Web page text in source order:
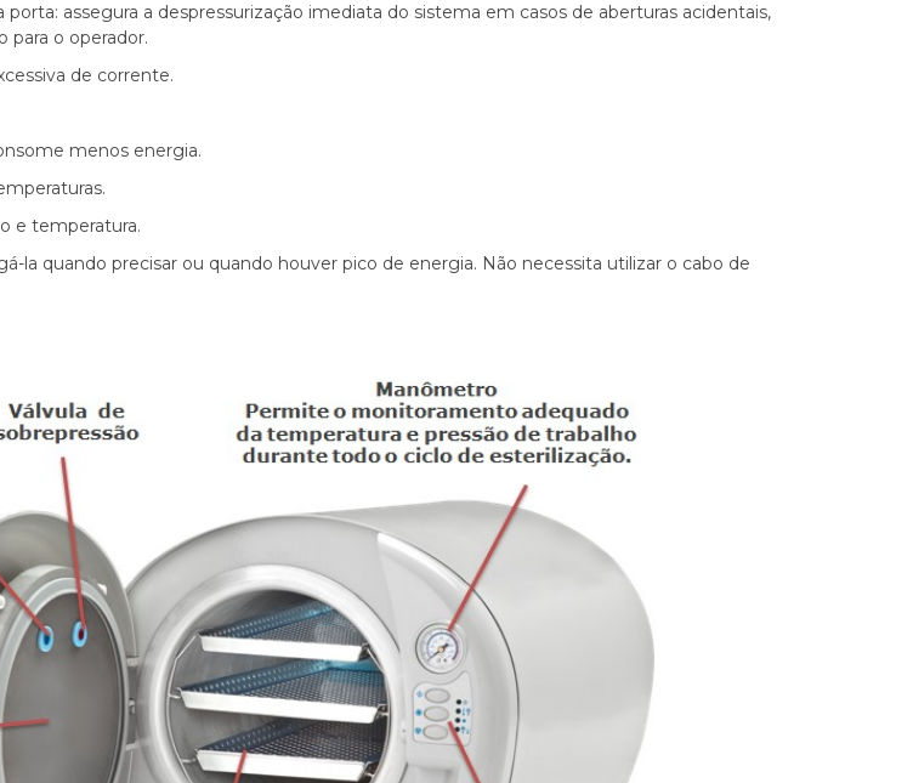
assegura a despressurização imediata do sistema em casos de aberturas acidentais,
para o operador.
de corrente.
menos energia.
e temperatura.
la quando precisar ou quando houver pico de energia. Não necessita utilizar o cabo de